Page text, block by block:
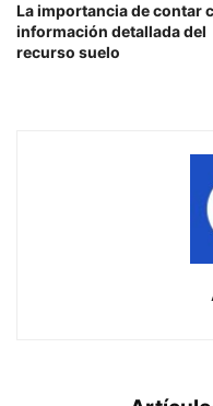
La importancia de contar
información detallada del
recurso suelo